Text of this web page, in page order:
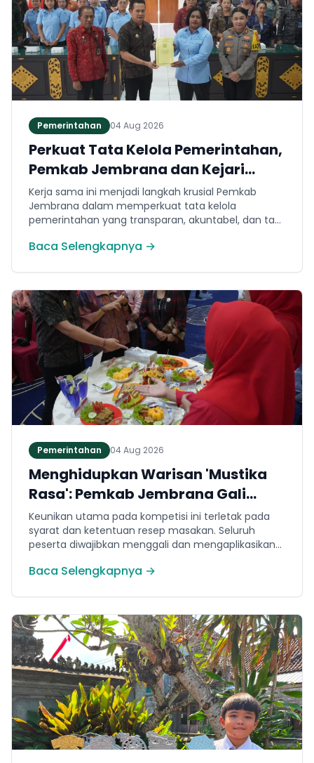
Pemerintahan 04 Aug 2026
Perkuat Tata Kelola Pemerintahan,
Pemkab Jembrana dan Kejari
Jembrana Sepakati Kerja Sama
Hukum Datun
Kerja sama ini menjadi langkah krusial Pemkab
Jembrana dalam memperkuat tata kelola
pemerintahan yang transparan, akuntabel, dan taat
mencakup tiga domain utama, yakni pemberian
tindakan hukum lainnya.
Baca Selengkapnya →
Pemerintahan 04 Aug 2026
Menghidupkan Warisan 'Mustika
Rasa': Pemkab Jembrana Gali
Keteladanan Bung Karno Lewat
Lomba Cipta Menu Kuliner
Keunikan utama pada kompetisi ini terletak pada
syarat dan ketentuan resep masakan. Seluruh
peserta diwajibkan menggali dan mengaplikasikan
Mustika Rasa—buku kumpulan resep Nusantara
Indonesia, Ir. Soekarno. Melalui panduan resep
historis tersebut, para peserta berhasil
menghidangkan berbagai kreasi olahan pangan
lokal yang tidak hanya lezat tetapi juga bergizi,
beragam, aman dan seimbang.
Baca Selengkapnya →